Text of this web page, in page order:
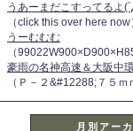
うあーまだこすってるよ
（click this over here now
うーむむむ
（
豪雨の名神高速＆大阪中
（Ｐ－２&#12288;７５ｍ
月別アー